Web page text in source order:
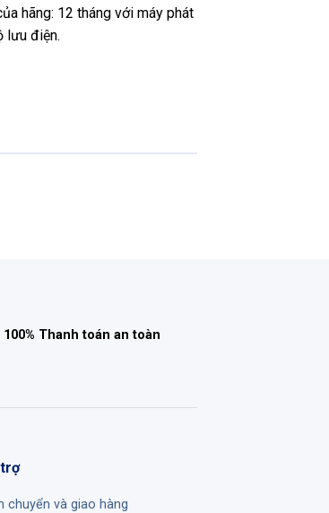
hãng: 12 tháng với máy phát
lưu điện.
100% Thanh toán an toàn
chuyển và giao hàng